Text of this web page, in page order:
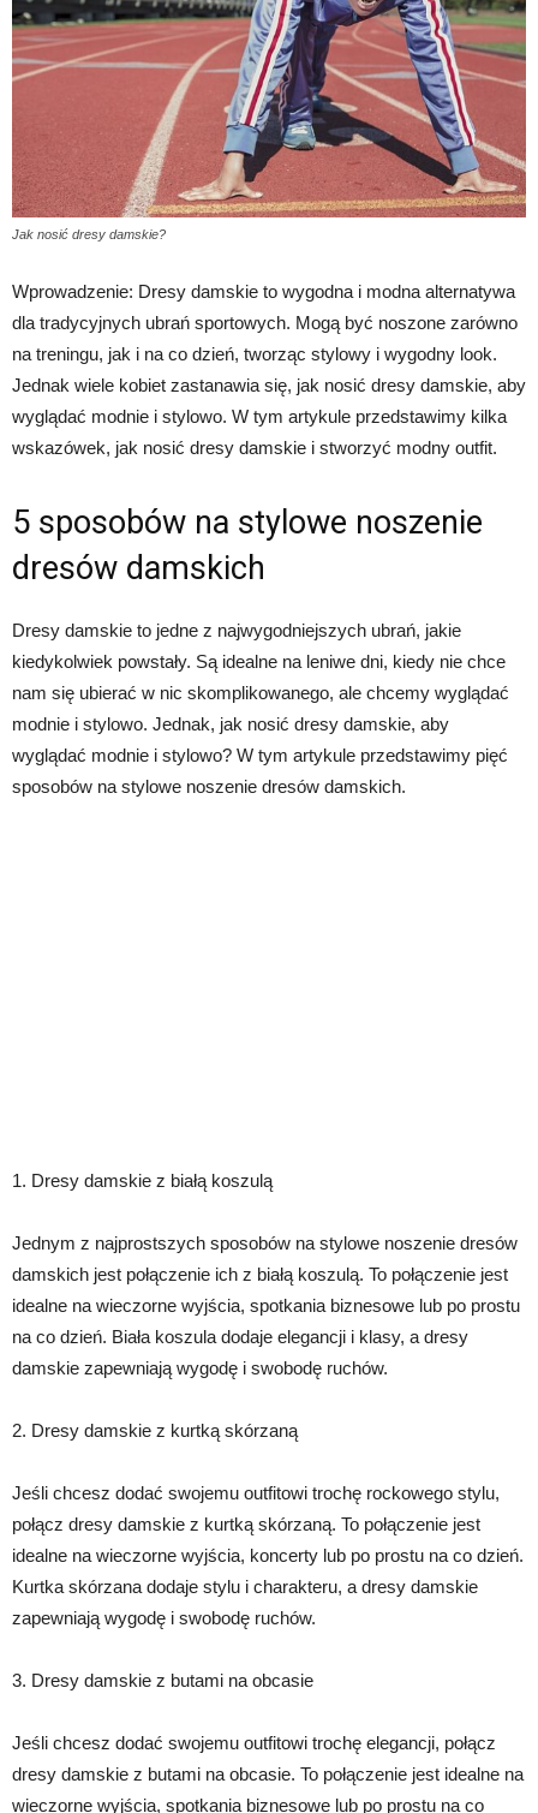
Jak nosić dresy damskie?
Wprowadzenie: Dresy damskie to wygodna i modna alternatywa
dla tradycyjnych ubrań sportowych. Mogą być noszone zarówno
na treningu, jak i na co dzień, tworząc stylowy i wygodny look.
Jednak wiele kobiet zastanawia się, jak nosić dresy damskie, aby
wyglądać modnie i stylowo. W tym artykule przedstawimy kilka
wskazówek, jak nosić dresy damskie i stworzyć modny outfit.
5 sposobów na stylowe noszenie
dresów damskich
Dresy damskie to jedne z najwygodniejszych ubrań, jakie
kiedykolwiek powstały. Są idealne na leniwe dni, kiedy nie chce
nam się ubierać w nic skomplikowanego, ale chcemy wyglądać
modnie i stylowo. Jednak, jak nosić dresy damskie, aby
wyglądać modnie i stylowo? W tym artykule przedstawimy pięć
sposobów na stylowe noszenie dresów damskich.
1. Dresy damskie z białą koszulą
Jednym z najprostszych sposobów na stylowe noszenie dresów
damskich jest połączenie ich z białą koszulą. To połączenie jest
idealne na wieczorne wyjścia, spotkania biznesowe lub po prostu
na co dzień. Biała koszula dodaje elegancji i klasy, a dresy
damskie zapewniają wygodę i swobodę ruchów.
2. Dresy damskie z kurtką skórzaną
Jeśli chcesz dodać swojemu outfitowi trochę rockowego stylu,
połącz dresy damskie z kurtką skórzaną. To połączenie jest
idealne na wieczorne wyjścia, koncerty lub po prostu na co dzień.
Kurtka skórzana dodaje stylu i charakteru, a dresy damskie
zapewniają wygodę i swobodę ruchów.
3. Dresy damskie z butami na obcasie
Jeśli chcesz dodać swojemu outfitowi trochę elegancji, połącz
dresy damskie z butami na obcasie. To połączenie jest idealne na
wieczorne wyjścia, spotkania biznesowe lub po prostu na co